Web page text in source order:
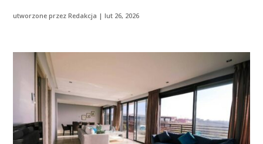
utworzone przezRedakcja |lut 26, 2026